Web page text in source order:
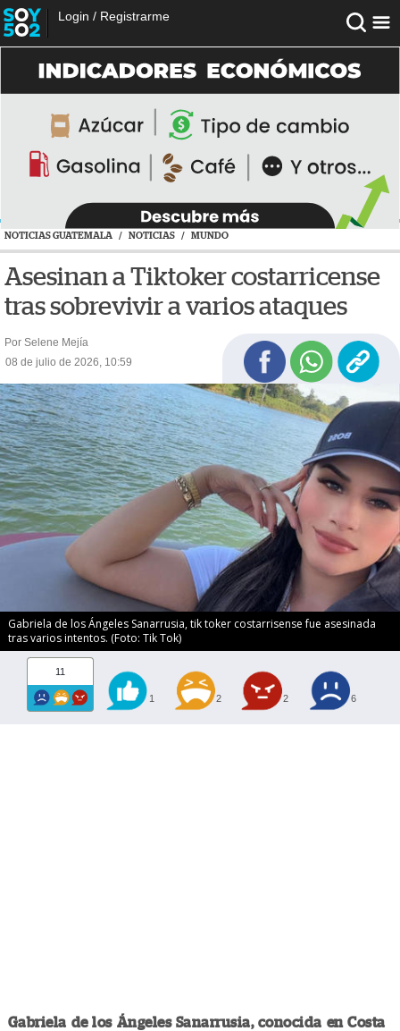
Login / Registrarme
NOTICIAS GUATEMALA / NOTICIAS / MUNDO
Asesinan a Tiktoker costarricense
tras sobrevivir a varios ataques
Por Selene Mejía
08 de julio de 2026, 10:59
Gabriela de los Ángeles Sanarrusia, tik toker costarrisense fue asesinada
tras varios intentos. (Foto: Tik Tok)
11
1 2 2 6
Gabriela de los Ángeles Sanarrusia, conocida en Costa